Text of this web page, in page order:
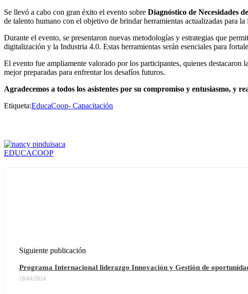
Se llevó a cabo con gran éxito el evento sobre Diagnóstico de Necesidades
de talento humano con el objetivo de brindar herramientas actualizadas para
Durante el evento, se presentaron nuevas metodologías y estrategias que
digitalización y la Industria 4.0. Estas herramientas serán esenciales para
El evento fue ampliamente valorado por los participantes, quienes
mejor preparadas para enfrentar los desafíos futuros.
Agradecemos a todos los asistentes por su compromiso y entusiasmo,
Etiqueta:EducaCoop- Capacitación
EDUCACOOP
Siguiente publicación
Programa Internacional liderazgo Innovación y Gestión de
10/04/2024